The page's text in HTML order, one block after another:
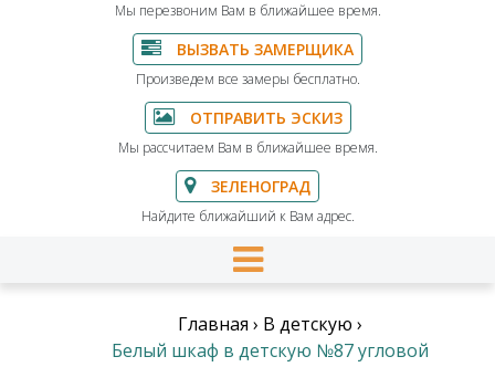
Мы перезвоним Вам в ближайшее время.
ВЫЗВАТЬ ЗАМЕРЩИКА
Произведем все замеры бесплатно.
ОТПРАВИТЬ ЭСКИЗ
Мы рассчитаем Вам в ближайшее время.
ЗЕЛЕНОГРАД
Найдите ближайший к Вам адрес.
Главная › В детскую ›
Белый шкаф в детскую №87 угловой